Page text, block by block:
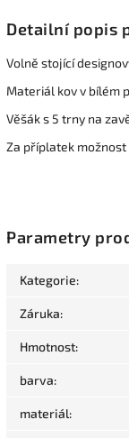
Detailní popis
Volně stojící
Materiál kov v bílém
Věšák s 5 trny na
Za příplatek
Parametry
Kategorie:
Záruka:
Hmotnost:
barva:
materiál: